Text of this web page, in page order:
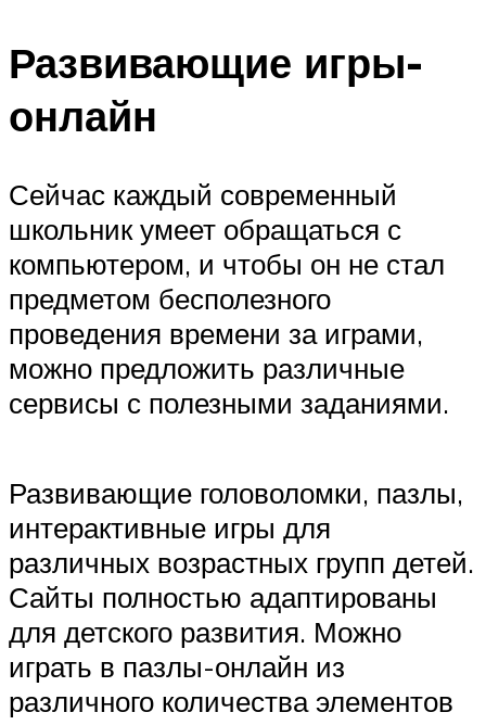
Развивающие игры-
онлайн
Сейчас каждый современный
школьник умеет обращаться с
компьютером, и чтобы он не стал
предметом бесполезного
проведения времени за играми,
можно предложить различные
сервисы с полезными заданиями.
Развивающие головоломки, пазлы,
интерактивные игры для
различных возрастных групп детей.
Сайты полностью адаптированы
для детского развития. Можно
играть в пазлы-онлайн из
различного количества элементов